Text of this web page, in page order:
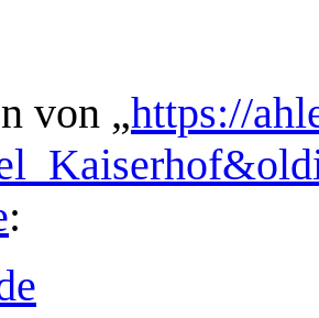
von „https://
: